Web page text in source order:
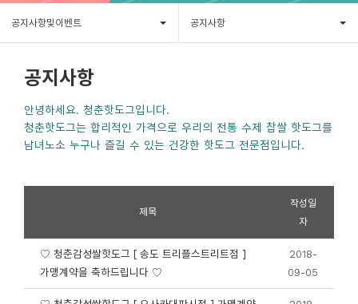
공지사항및이벤트 공지사항
공지사항
안녕하세요. 청춘핫도그입니다.
청춘핫도그는 합리적인 가격으로 우리의 전통 수제 찹쌀 핫도그를
남녀노소 누구나 즐길 수 있는 건강한 핫도그 전문점입니다.
제목
작성일
자
♡ 청춘감성쌀핫도그 [ 송도 트리플스트리트점 ]
가맹계약을 축하드립니다 ♡
2018-
09-05